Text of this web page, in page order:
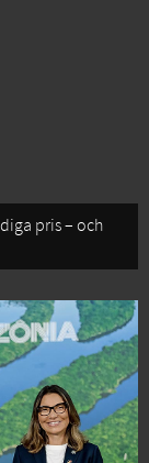
pris – och